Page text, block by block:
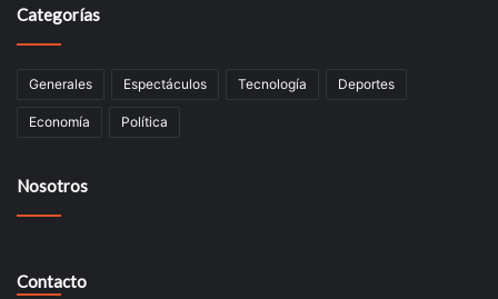
Categorías
Generales Espectáculos Tecnología Deportes
Economía Política
Nosotros
Contacto